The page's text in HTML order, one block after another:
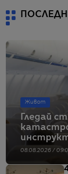
Живот
Гледай
08.08.2026 /